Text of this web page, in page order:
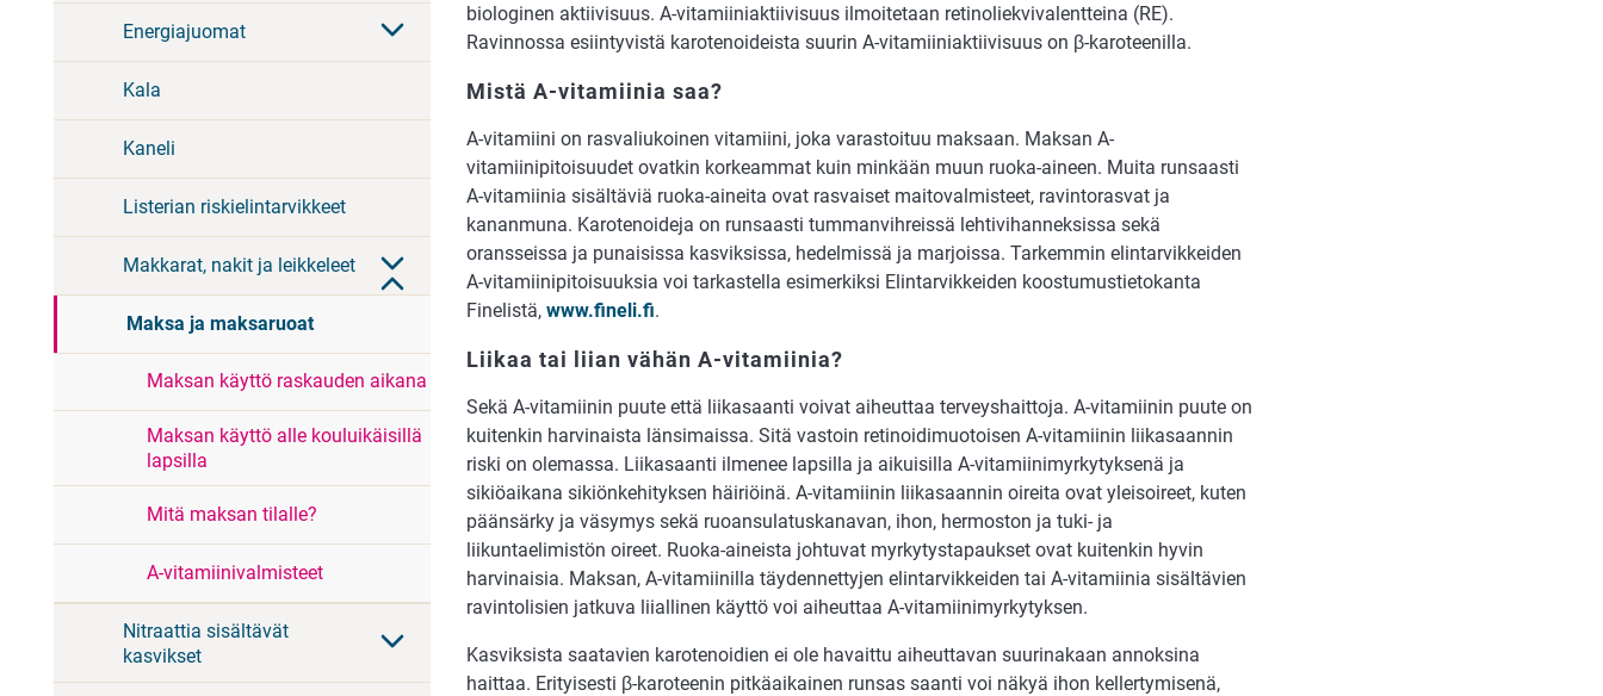
Energiajuomat
Kala
Kaneli
Listerian riskielintarvikkeet
Makkarat, nakit ja leikkeleet
Maksa ja maksaruoat
Maksan käyttö raskauden aikana
Maksan käyttö alle kouluikäisillä
lapsilla
Mitä maksan tilalle?
A-vitamiinivalmisteet
Nitraattia sisältävät
kasvikset
biologinen aktiivisuus. A-vitamiiniaktiivisuus ilmoitetaan retinoliekvivalentteina (RE).
Ravinnossa esiintyvistä karotenoideista suurin A-vitamiiniaktiivisuus on β-karoteenilla.
Mistä A-vitamiinia saa?
A-vitamiini on rasvaliukoinen vitamiini, joka varastoituu maksaan. Maksan A-
vitamiinipitoisuudet ovatkin korkeammat kuin minkään muun ruoka-aineen. Muita runsaasti
A-vitamiinia sisältäviä ruoka-aineita ovat rasvaiset maitovalmisteet, ravintorasvat ja
kananmuna. Karotenoideja on runsaasti tummanvihreissä lehtivihanneksissa sekä
oransseissa ja punaisissa kasviksissa, hedelmissä ja marjoissa. Tarkemmin elintarvikkeiden
A-vitamiinipitoisuuksia voi tarkastella esimerkiksi Elintarvikkeiden koostumustietokanta
Finelistä, www.fineli.fi.
Liikaa tai liian vähän A-vitamiinia?
Sekä A-vitamiinin puute että liikasaanti voivat aiheuttaa terveyshaittoja. A-vitamiinin puute on
kuitenkin harvinaista länsimaissa. Sitä vastoin retinoidimuotoisen A-vitamiinin liikasaannin
riski on olemassa. Liikasaanti ilmenee lapsilla ja aikuisilla A-vitamiinimyrkytyksenä ja
sikiöaikana sikiönkehityksen häiriöinä. A-vitamiinin liikasaannin oireita ovat yleisoireet, kuten
päänsärky ja väsymys sekä ruoansulatuskanavan, ihon, hermoston ja tuki- ja
liikuntaelimistön oireet. Ruoka-aineista johtuvat myrkytystapaukset ovat kuitenkin hyvin
harvinaisia. Maksan, A-vitamiinilla täydennettyjen elintarvikkeiden tai A-vitamiinia sisältävien
ravintolisien jatkuva liiallinen käyttö voi aiheuttaa A-vitamiinimyrkytyksen.
Kasviksista saatavien karotenoidien ei ole havaittu aiheuttavan suurinakaan annoksina
haittaa. Erityisesti β-karoteenin pitkäaikainen runsas saanti voi näkyä ihon kellertymisenä,